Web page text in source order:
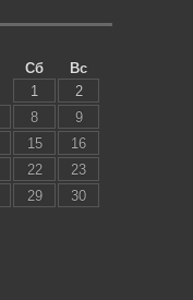
Сб
Вс
1
2
8
9
15
16
22
23
29
30